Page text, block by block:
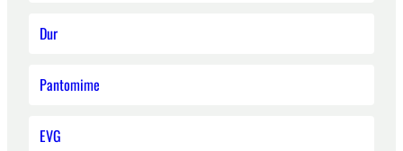
Dur
Pantomime
EVG